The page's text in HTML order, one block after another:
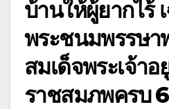
บ้านให้ผู้ยากไร้
พระชนมพรรษา
สมเด็จพระเจ้า
ราชสมภพครบ